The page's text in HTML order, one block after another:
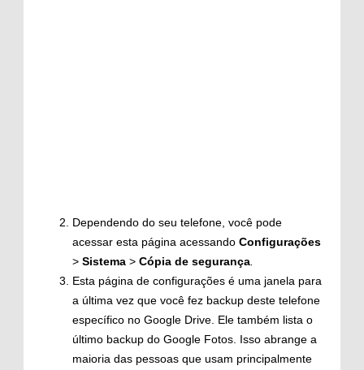
Dependendo do seu telefone, você pode
acessar esta página acessando Configurações
> Sistema > Cópia de segurança
Esta página de configurações é uma janela para
a última vez que você fez backup deste telefone
específico no Google Drive. Ele também lista o
último backup do Google Fotos. Isso abrange a
maioria das pessoas que usam principalmente